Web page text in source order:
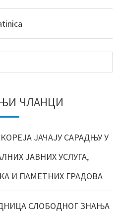
ЧЛАНЦИ
ЈАЧАЈУ САРАДЊУ У
ЈАВНИХ УСЛУГА,
И ПАМЕТНИХ ГРАДОВА
СЛОБОДНОГ ЗНАЊА